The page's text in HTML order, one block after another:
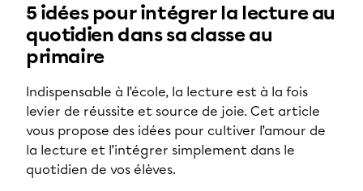
5 idées pour intégrer la lecture au
quotidien dans sa classe au
primaire
Indispensable à l’école, la lecture est à la fois
levier de réussite et source de joie. Cet article
vous propose des idées pour cultiver l’amour de
la lecture et l’intégrer simplement dans le
quotidien de vos élèves.